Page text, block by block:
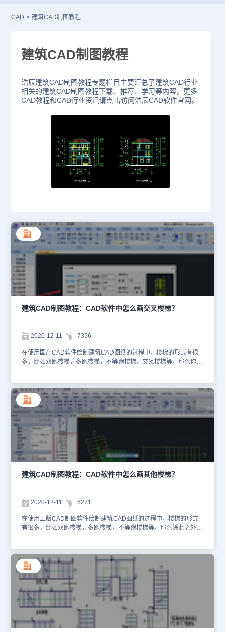
CAD > 建筑CAD制图教程
建筑CAD制图教程
浩辰建筑CAD制图教程专题栏目主要汇总了建筑CAD行业
相关的建筑CAD制图教程下载、推荐、学习等内容，更多
CAD教程和CAD行业资讯请点击访问浩辰CAD软件官网。
建筑CAD制图教程：CAD软件中怎么画交叉楼梯？
2020-12-11 7356
在使用国产CAD软件绘制建筑CAD图纸的过程中，楼梯的形式有很
多，比如双跑楼梯，多跑楼梯，不等跑楼梯，交叉楼梯等。那么你知
——浩辰CAD建筑软件中绘制交叉楼梯的相关建筑CAD制图教程
吧！建筑CAD制图教程：绘制交叉楼梯浩辰CAD建筑软件中交叉楼
梯命令在对话框中输入梯段参数绘制交叉楼梯，可以选择不同的上楼
方向。按照建筑师的意见对楼梯梯段宽、梯间宽和井道宽之间的逻辑
关系进行了修订，在对话框参数输入和夹点拖动交互中，保持井道宽
不变。首先打开浩辰CAD建筑，然后找到并依次点击建筑设计→楼梯
其他→交叉楼梯(JCLT)。如下图所示：点取菜单命令后，显示上图所
示的默认的折叠对话框。单击“其他参数”展开折叠的内容，如下图所
示。在对话框中输入楼梯的参数，可根据右侧的动态显示窗口，确定
楼梯参数是否符合要求。交叉楼梯对话框控件说明：【梯间宽<】交
叉楼梯的梯间宽包括两倍的梯段宽加梯井宽。单击“梯间宽<”按钮可
梯段宽<”按钮从平面图中直接量取。【楼梯高度】楼梯高度应按实际
当前绘制的楼梯高度参数键入。【梯井宽】显示梯井宽参数，它等于
梯间宽减两倍的梯段宽，修改梯间宽时，梯井宽自动改变。【踏步总
数】由楼梯高度，在建筑常用踏步高合理数值范围内，程序计算获得
出符合建筑规范合理范围的设计值。由于踏步数目是整数，楼梯高度
是给定的整数，因此踏步高度并非总是整数。【踏步宽】楼梯段的每
一个踏步板的宽度。【休息平台宽】交叉楼梯的休息平台宽等于梯段
之间的最短距离，按建筑设计规范，休息平台的宽度应大于梯段宽
度。 【踏步取齐】当一跑步数与二跑步数不等时，两梯段的长度不
一样，因此有两梯段的对齐要求，由设计人选择三种取齐方式之一。
【扶手高度/宽度】默认值分别为从第一步台阶起算900高，断面
60X100的扶手尺寸。【扶手距边】扶手边缘距梯段边的数值，在
建筑CAD制图教程：CAD软件中怎么画其他楼梯？
2020-12-11 6271
在使用正版CAD制图软件绘制建筑CAD图纸的过程中，楼梯的形式
有很多，比如双跑楼梯，多跑楼梯，不等跑楼梯等。那么除此之外的
作技巧吧！建筑CAD制图教程：绘制其他楼梯浩辰CAD建筑软件中
含多种复杂楼梯，包括双分平行楼梯、双分转角楼梯、双分三跑楼
梯、交叉楼梯、剪刀楼梯、三角楼梯和矩形转角楼梯，考虑了各种楼
梯在不同边界条件下的扶手和栏杆设置，楼梯和休息平台、楼梯扶手
的复杂关系的处理。各种楼梯与柱子在平面相交时，楼梯可以被柱子
自动剪裁；上下行方向标识符号可以随对象自动绘制，表示方向的文
字默认为“上”与“下”，双击可进入在位编辑修改，也可以在特性栏修
改；剖切线位置可以预先按踏步数定义或者特性栏修改。以上建筑
CAD制图教程就是小编给大家整理的国产CAD制图软件——浩辰